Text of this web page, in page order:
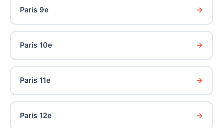
Paris 9e
Paris 10e
Paris 11e
Paris 12e